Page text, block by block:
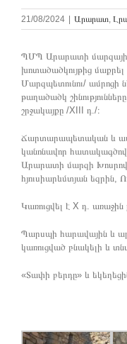
21/08/2024 | Արարատ
ՊՄՊ Արարատի
խոտածածկույթից
Մարզպետունու/ ամրոցի
թաղածածկ
շրջակայքը /XIII դ./։
Ճարտարապետական և
կանոնավոր հատակագծով
Արարատի մարզի
հյուսիարևմտյան եզրին,
Կառուցվել է X դ. առաջին
Պարսպի հարավային և
կառուցված բնակելի և
«Տափի բերդը» և